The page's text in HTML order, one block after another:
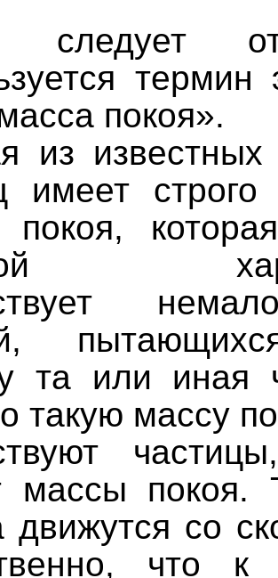
следует
термин
покоя».
из
имеет
покоя,
та или иная
такую массу
массы покоя.
движутся со
что к